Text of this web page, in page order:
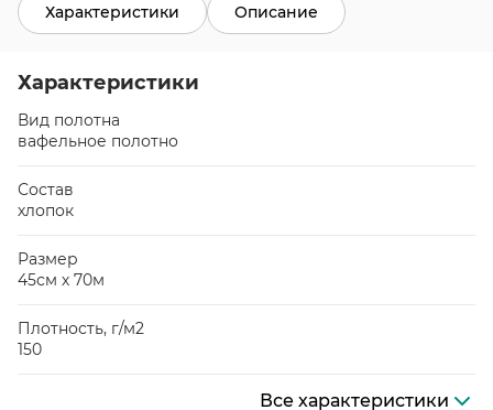
Характеристики Описание
Характеристики
Вид полотна
вафельное полотно
Состав
хлопок
Размер
45см х 70м
Плотность, г/м2
150
Все характеристики